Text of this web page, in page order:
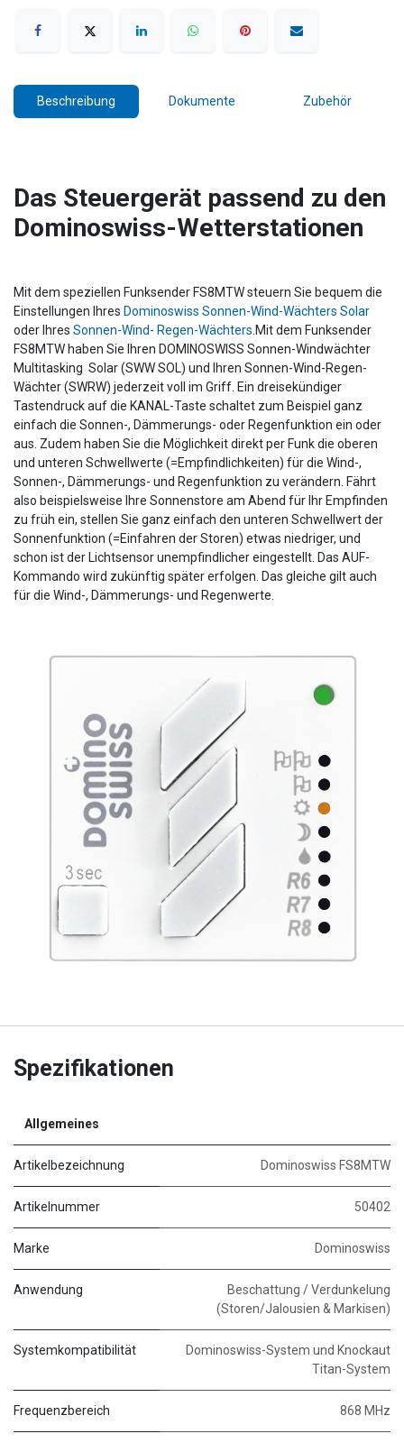
Beschreibung Dokumente Zubehör
Das Steuergerät passend zu den
Dominoswiss-Wetterstationen
Mit dem speziellen Funksender FS8MTW steuern Sie bequem die
Einstellungen Ihres Dominoswiss Sonnen-Wind-Wächters Solar
oder Ihres Sonnen-Wind- Regen-Wächters .Mit dem Funksender
FS8MTW haben Sie Ihren DOMINOSWISS Sonnen-Windwächter
Multitasking Solar (SWW SOL) und Ihren Sonnen-Wind-Regen-
Wächter (SWRW) jederzeit voll im Griff. Ein dreisekündiger
Tastendruck auf die KANAL-Taste schaltet zum Beispiel ganz
einfach die Sonnen-, Dämmerungs- oder Regenfunktion ein oder
aus. Zudem haben Sie die Möglichkeit direkt per Funk die oberen
und unteren Schwellwerte (=Empfindlichkeiten) für die Wind-,
Sonnen-, Dämmerungs- und Regenfunktion zu verändern. Fährt
also beispielsweise Ihre Sonnenstore am Abend für Ihr Empfinden
zu früh ein, stellen Sie ganz einfach den unteren Schwellwert der
Sonnenfunktion (=Einfahren der Storen) etwas niedriger, und
schon ist der Lichtsensor unempfindlicher eingestellt. Das AUF-
Kommando wird zukünftig später erfolgen. Das gleiche gilt auch
für die Wind-, Dämmerungs- und Regenwerte.
Spezifikationen
Allgemeines
Artikelbezeichnung Dominoswiss FS8MTW
Artikelnummer 50402
Marke Dominoswiss
Anwendung
Beschattung / Verdunkelung
(Storen/Jalousien & Markisen)
Systemkompatibilität
Dominoswiss-System und Knockaut
Titan-System
Frequenzbereich 868 MHz